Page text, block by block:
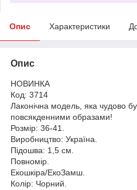
Опис Характеристики
Опис
НОВИНКА
Код: 3714
Лаконічна модель, яка чудово
повсякденними образами!
Розмір: 36-41.
Виробництво: Україна.
Підошва: 1,5 см.
Повномір.
Екошкіра/ЕкоЗамш.
Колір: Чорний.